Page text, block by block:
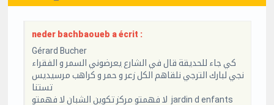
neder bachbaoueb a écrit :
Gérard Bucher
كي جاء للحديقة قال في الشارع يعرضوني السمر و الفقراء
نجي لبارك الترجي نلقاهم الكل زعر و حمر و كراهب مرسيديس
تستنا
لا فهمتو مركز تكوين الشبان لا فهمتو jardin d enfants